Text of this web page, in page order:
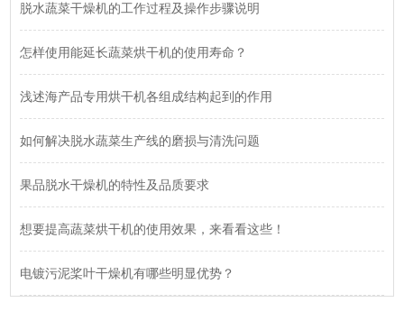
脱水蔬菜干燥机的工作过程及操作步骤说明
怎样使用能延长蔬菜烘干机的使用寿命？
浅述海产品专用烘干机各组成结构起到的作用
如何解决脱水蔬菜生产线的磨损与清洗问题
果品脱水干燥机的特性及品质要求
想要提高蔬菜烘干机的使用效果，来看看这些！
电镀污泥桨叶干燥机有哪些明显优势？